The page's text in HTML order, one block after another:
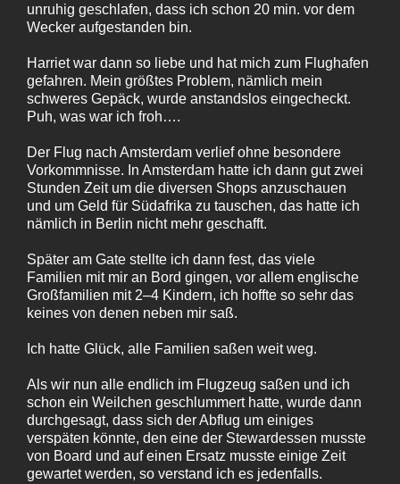
unruhig geschlafen, dass ich schon 20 min. vor dem
Wecker aufgestanden bin.
Harriet war dann so liebe und hat mich zum Flughafen
gefahren. Mein größtes Problem, nämlich mein
schweres Gepäck, wurde anstandslos eingecheckt.
Puh, was war ich froh….
Der Flug nach Amsterdam verlief ohne besondere
Vorkommnisse. In Amsterdam hatte ich dann gut zwei
Stunden Zeit um die diversen Shops anzuschauen
und um Geld für Südafrika zu tauschen, das hatte ich
nämlich in Berlin nicht mehr geschafft.
Später am Gate stellte ich dann fest, das viele
Familien mit mir an Bord gingen, vor allem englische
Großfamilien mit 2–4 Kindern, ich hoffte so sehr das
keines von denen neben mir saß.
Ich hatte Glück, alle Familien saßen weit weg.
Als wir nun alle endlich im Flugzeug saßen und ich
schon ein Weilchen geschlummert hatte, wurde dann
durchgesagt, dass sich der Abflug um einiges
verspäten könnte, den eine der Stewardessen musste
von Board und auf einen Ersatz musste einige Zeit
gewartet werden, so verstand ich es jedenfalls.